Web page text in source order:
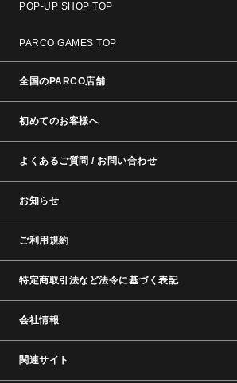
POP-UP SHOP TOP
PARCO GAMES TOP
全国のPARCO店舗
初めてのお客様へ
よくあるご質問 / お問い合わせ
お知らせ
ご利用規約
特定商取引法など法令に基づく表記
会社情報
関連サイト